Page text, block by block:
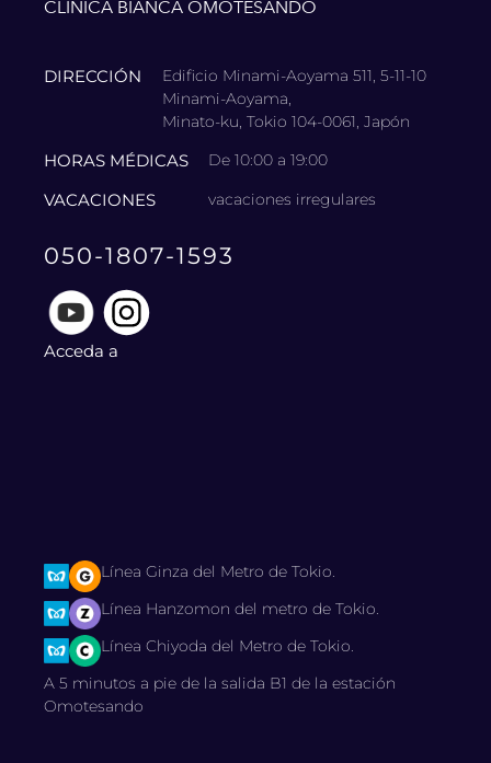
CLÍNICA BIANCA OMOTESANDO
DIRECCIÓN
Edificio Minami-Aoyama 511, 5-11-10
Minami-Aoyama,
Minato-ku, Tokio 104-0061, Japón
HORAS MÉDICAS De 10:00 a 19:00
VACACIONES vacaciones irregulares
050-1807-1593
Acceda a
Línea Ginza del Metro de Tokio.
Línea Hanzomon del metro de Tokio.
Línea Chiyoda del Metro de Tokio.
A 5 minutos a pie de la salida B1 de la estación
Omotesando